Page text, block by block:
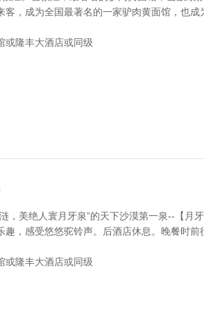
，成为全国最著名的一家驴肉黄面馆，也成
或隆丰大酒店或同级
，美绝人寰月牙泉”的天下沙漠第一泉--【月
，感受悠悠驼铃声。后酒店休息。晚餐时前
或隆丰大酒店或同级